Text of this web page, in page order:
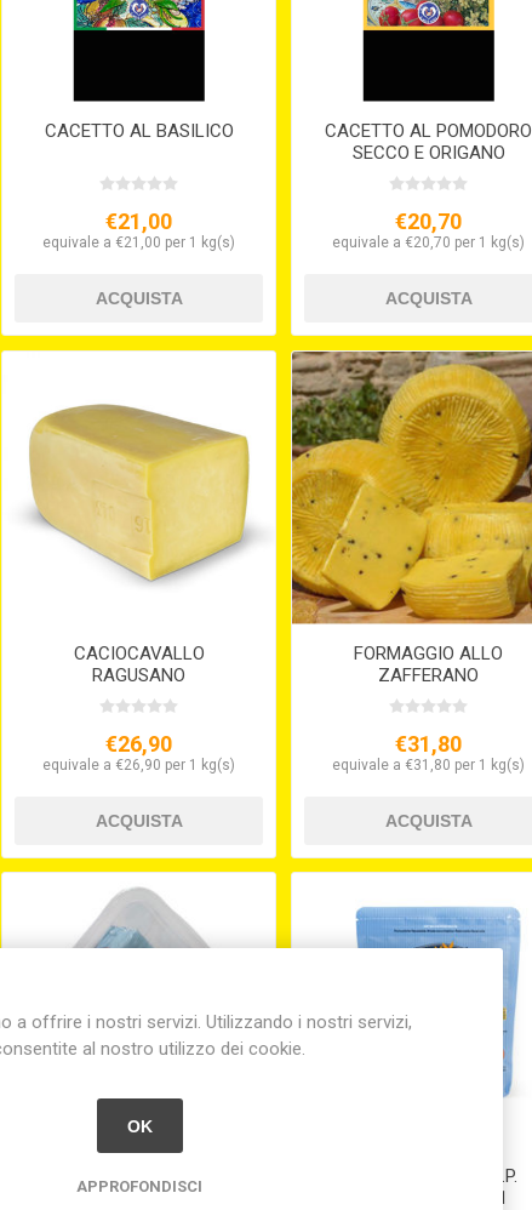
CACETTO AL BASILICO
€21,00
equivale a €21,00 per 1 kg(s)
CACETTO AL POMODORO
SECCO E ORIGANO
€20,70
equivale a €20,70 per 1 kg(s)
CACIOCAVALLO
RAGUSANO
SEMISTAGIONATO
€26,90
equivale a €26,90 per 1 kg(s)
FORMAGGIO ALLO
ZAFFERANO
€31,80
equivale a €31,80 per 1 kg(s)
GRANA PADANO D.O.P.
GRATTUGIATO KG.1
a offrire i nostri servizi. Utilizzando i nostri servizi,
al nostro utilizzo dei cookie.
OK
APPROFONDISCI